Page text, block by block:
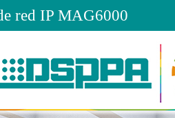
red IP MAG6000